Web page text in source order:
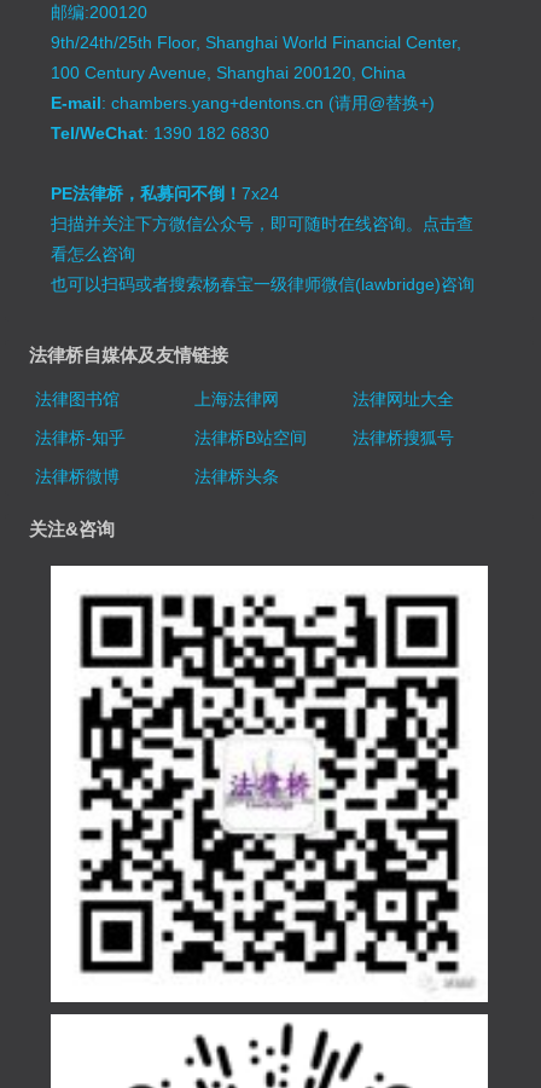
邮编:200120
9th/24th/25th Floor, Shanghai World Financial Center,
100 Century Avenue, Shanghai 200120, China
E-mail: chambers.yang+dentons.cn (请用@替换+)
Tel/WeChat: 1390 182 6830
PE法律桥，私募问不倒！7x24
扫描并关注下方微信公众号，即可随时在线咨询。 点击查
看怎么咨询
也可以扫码或者搜索杨春宝一级律师微信(lawbridge)咨询
法律桥自媒体及友情链接
法律图书馆 上海法律网
法律网址大全
法律桥-知乎
法律桥B站空间
法律桥搜狐号
法律桥微博
法律桥头条
关注&咨询